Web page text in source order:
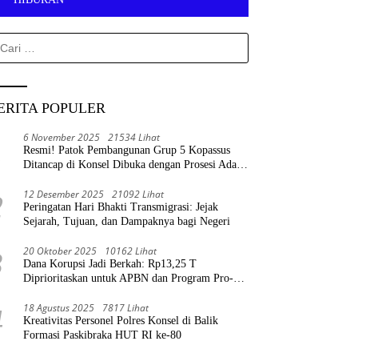
POPULER
6 November 2025 21534 Lihat
Resmi! Patok Pembangunan Grup 5 Kopassus
Ditancap di Konsel Dibuka dengan Prosesi Adat
12 Desember 2025 21092 Lihat
Peringatan Hari Bhakti Transmigrasi: Jejak
Sejarah, Tujuan, dan Dampaknya bagi Negeri
20 Oktober 2025 10162 Lihat
Dana Korupsi Jadi Berkah: Rp13,25 T
Diprioritaskan untuk APBN dan Program Pro-
18 Agustus 2025 7817 Lihat
Kreativitas Personel Polres Konsel di Balik
Formasi Paskibraka HUT RI ke-80